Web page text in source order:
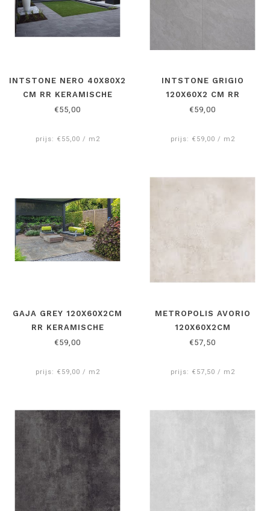
INTSTONE NERO 40X80X2
CM RR KERAMISCHE
BUITENTEGEL
€55,00
prijs: €55,00 / m2
INTSTONE GRIGIO
120X60X2 CM RR
KERAMISCHE
€59,00
prijs: €59,00 / m2
GAJA GREY 120X60X2CM
RR KERAMISCHE
BUITENTEGEL
€59,00
prijs: €59,00 / m2
METROPOLIS AVORIO
120X60X2CM
€57,50
prijs: €57,50 / m2